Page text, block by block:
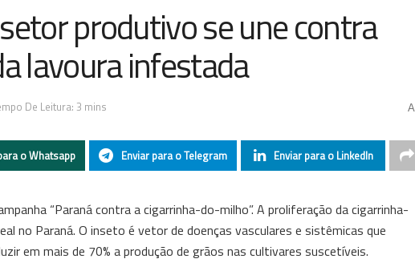
produtivo se une contra
lavoura infestada
De Leitura: 3 mins A
o Whatsapp Enviar para o Telegram Enviar para o LinkedIn
“Paraná contra a cigarrinha-do-milho”. A proliferação da cigarrinha-
no Paraná. O inseto é vetor de doenças vasculares e sistêmicas que
em mais de 70% a produção de grãos nas cultivares suscetíveis.